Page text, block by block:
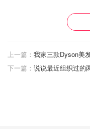
用coupon book每人
cruise）。7.5hr的游
个人体验冰川没有
是比columbia冰川要
上一篇： 我家三款Dyson美
下一篇： 说说最近组织过的